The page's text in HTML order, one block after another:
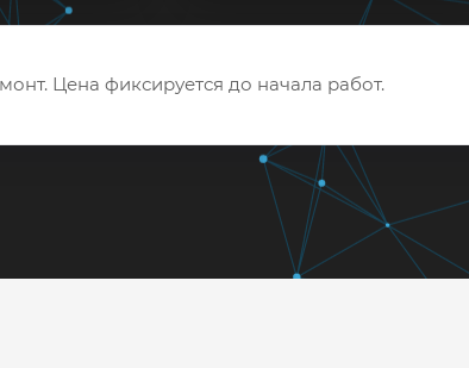
Цена фиксируется до начала работ.